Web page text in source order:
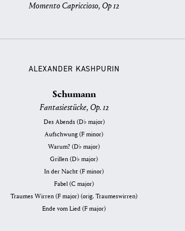
Momento Capriccioso, Op 12
ALEXANDER KASHPURIN
Schumann
Fantasiestücke, Op. 12
Des Abends (D♭ major)
Aufschwung (F minor)
Warum? (D♭ major)
Grillen (D♭ major)
In der Nacht (F minor)
Fabel (C major)
Traumes Wirren (F major) (orig. Traumeswirren)
Ende vom Lied (F major)